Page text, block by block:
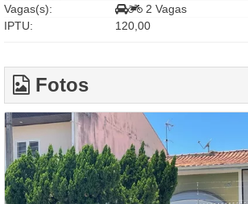
Vagas(s):
2 Vagas
IPTU:
120,00
Fotos